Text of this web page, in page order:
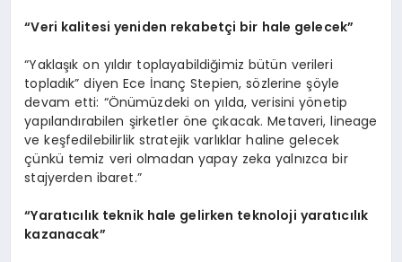
“Veri kalitesi yeniden rekabetçi bir hale gelecek”
“Yaklaşık on yıldır toplayabildiğimiz bütün verileri
topladık” diyen Ece İnanç Stepien, sözlerine şöyle
devam etti: “Önümüzdeki on yılda, verisini yönetip
yapılandırabilen şirketler öne çıkacak. Metaveri, lineage
ve keşfedilebilirlik stratejik varlıklar haline gelecek
çünkü temiz veri olmadan yapay zeka yalnızca bir
stajyerden ibaret.”
“Yaratıcılık teknik hale gelirken teknoloji yaratıcılık
kazanacak”